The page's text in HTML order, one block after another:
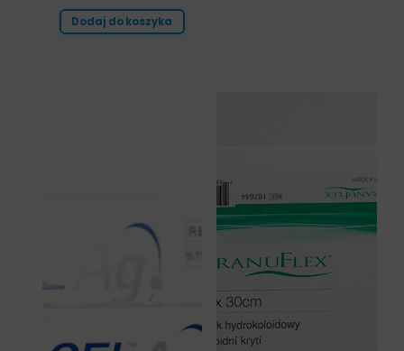
Dodaj do koszyka